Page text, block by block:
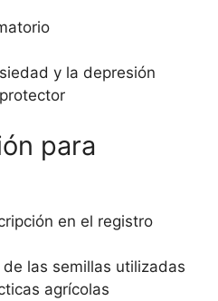
y la depresión
para
en el registro
las semillas utilizadas
agrícolas